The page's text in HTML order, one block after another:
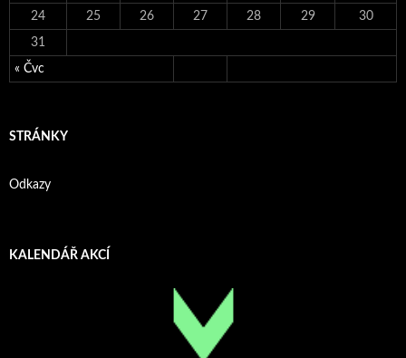
« Čvc
24 25 26 27 28 29 30
31
STRÁNKY
Odkazy
KALENDÁŘ AKCÍ